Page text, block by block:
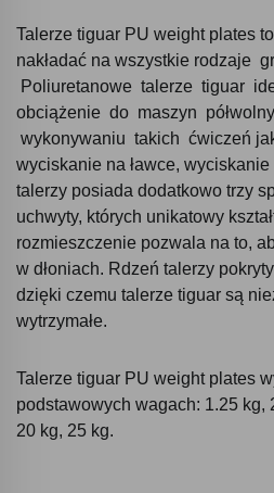
Talerze tiguar PU weight plates
nakładać na wszystkie rodzaje
Poliuretanowe talerze tiguar
obciążenie do maszyn
wykonywaniu takich ćwiczeń
wyciskanie na ławce,
talerzy posiada dodatkowo trzy
uchwyty, których unikatowy
rozmieszczenie pozwala na to,
w dłoniach. Rdzeń talerzy
dzięki czemu talerze tiguar są
wytrzymałe.
Talerze tiguar PU weight plates
podstawowych wagach: 1.25 kg,
20 kg, 25 kg.